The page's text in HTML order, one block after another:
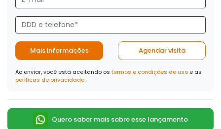
Mais informações Agendar visita
Ao enviar, você está aceitando os termos e condições de uso e as
políticas de privacidade
Quero saber mais sobre esse lançamento